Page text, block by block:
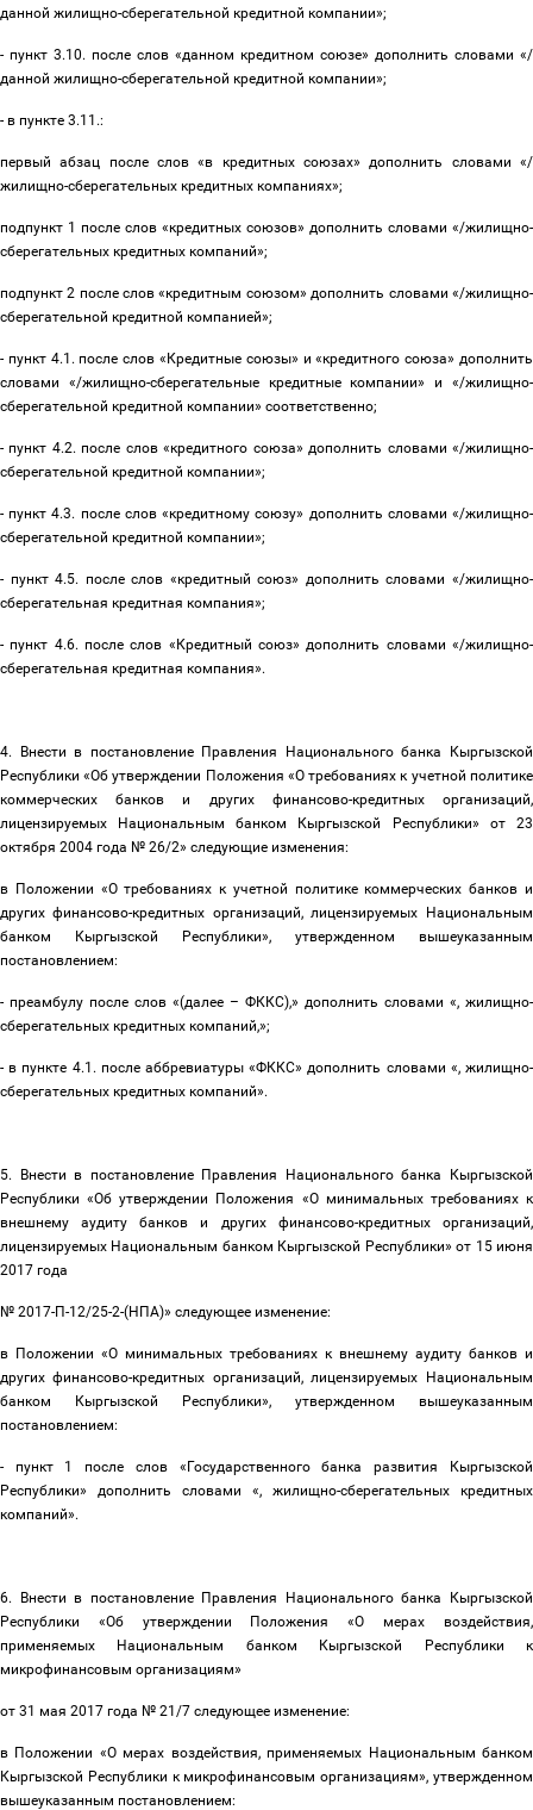
данной жилищно-сберегательной кредитной компании»;
- пункт 3.10. после слов «данном кредитном союзе» дополнить словами «/
данной жилищно-сберегательной кредитной компании»;
- в пункте 3.11.:
первый абзац после слов «в кредитных союзах» дополнить словами «/
жилищно-сберегательных кредитных компаниях»;
подпункт 1 после слов «кредитных союзов» дополнить словами «/жилищно-
сберегательных кредитных компаний»;
подпункт 2 после слов «кредитным союзом» дополнить словами «/жилищно-
сберегательной кредитной компанией»;
- пункт 4.1. после слов «Кредитные союзы» и «кредитного союза» дополнить
словами «/жилищно-сберегательные кредитные компании» и «/жилищно-
сберегательной кредитной компании» соответственно;
- пункт 4.2. после слов «кредитного союза» дополнить словами «/жилищно-
сберегательной кредитной компании»;
- пункт 4.3. после слов «кредитному союзу» дополнить словами «/жилищно-
сберегательной кредитной компании»;
- пункт 4.5. после слов «кредитный союз» дополнить словами «/жилищно-
сберегательная кредитная компания»;
- пункт 4.6. после слов «Кредитный союз» дополнить словами «/жилищно-
сберегательная кредитная компания».
4. Внести в постановление Правления Национального банка Кыргызской
Республики «Об утверждении Положения «О требованиях к учетной политике
коммерческих банков и других финансово-кредитных организаций,
лицензируемых Национальным банком Кыргызской Республики» от 23
октября 2004 года № 26/2» следующие изменения:
в Положении «О требованиях к учетной политике коммерческих банков и
других финансово-кредитных организаций, лицензируемых Национальным
банком Кыргызской Республики», утвержденном вышеуказанным
постановлением:
- преамбулу после слов «(далее – ФККС),» дополнить словами «, жилищно-
сберегательных кредитных компаний,»;
- в пункте 4.1. после аббревиатуры «ФККС» дополнить словами «, жилищно-
сберегательных кредитных компаний».
5. Внести в постановление Правления Национального банка Кыргызской
Республики «Об утверждении Положения «О минимальных требованиях к
внешнему аудиту банков и других финансово-кредитных организаций,
лицензируемых Национальным банком Кыргызской Республики» от 15 июня
2017 года
№ 2017-П-12/25-2-(НПА)» следующее изменение:
в Положении «О минимальных требованиях к внешнему аудиту банков и
других финансово-кредитных организаций, лицензируемых Национальным
банком Кыргызской Республики», утвержденном вышеуказанным
постановлением:
- пункт 1 после слов «Государственного банка развития Кыргызской
Республики» дополнить словами «, жилищно-сберегательных кредитных
компаний».
6. Внести в постановление Правления Национального банка Кыргызской
Республики «Об утверждении Положения «О мерах воздействия,
применяемых Национальным банком Кыргызской Республики к
микрофинансовым организациям»
от 31 мая 2017 года № 21/7 следующее изменение:
в Положении «О мерах воздействия, применяемых Национальным банком
Кыргызской Республики к микрофинансовым организациям», утвержденном
вышеуказанным постановлением: